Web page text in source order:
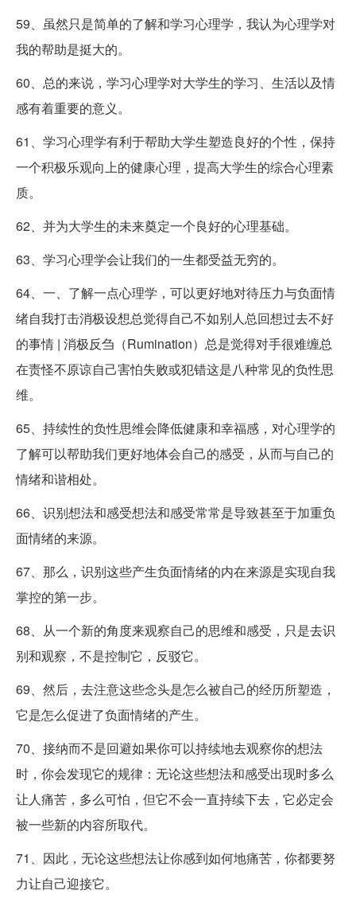
59、虽然只是简单的了解和学习心理学，我认为心理学对
我的帮助是挺大的。
60、总的来说，学习心理学对大学生的学习、生活以及情
感有着重要的意义。
61、学习心理学有利于帮助大学生塑造良好的个性，保持
一个积极乐观向上的健康心理，提高大学生的综合心理素
质。
62、并为大学生的未来奠定一个良好的心理基础。
63、学习心理学会让我们的一生都受益无穷的。
64、一、了解一点心理学，可以更好地对待压力与负面情
绪自我打击消极设想总觉得自己不如别人总回想过去不好
的事情 | 消极反刍（Rumination）总是觉得对手很难缠总
在责怪不原谅自己害怕失败或犯错这是八种常见的负性思
维。
65、持续性的负性思维会降低健康和幸福感，对心理学的
了解可以帮助我们更好地体会自己的感受，从而与自己的
情绪和谐相处。
66、识别想法和感受想法和感受常常是导致甚至于加重负
面情绪的来源。
67、那么，识别这些产生负面情绪的内在来源是实现自我
掌控的第一步。
68、从一个新的角度来观察自己的思维和感受，只是去识
别和观察，不是控制它，反驳它。
69、然后，去注意这些念头是怎么被自己的经历所塑造，
它是怎么促进了负面情绪的产生。
70、接纳而不是回避如果你可以持续地去观察你的想法
时，你会发现它的规律：无论这些想法和感受出现时多么
让人痛苦，多么可怕，但它不会一直持续下去，它必定会
被一些新的内容所取代。
71、因此，无论这些想法让你感到如何地痛苦，你都要努
力让自己迎接它。